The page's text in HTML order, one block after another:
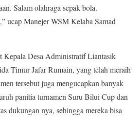
Salam olahraga sepak bola.
ucap Manejer WSM Kelaba Samad
Kepala Desa Administratif Liantasik
Timur Jafar Rumain, yang telah meraih
tersebut juga mengucapkan banyak
panitia turnamen Suru Bilui Cup dan
dukungan nya, sehingga mereka bisa